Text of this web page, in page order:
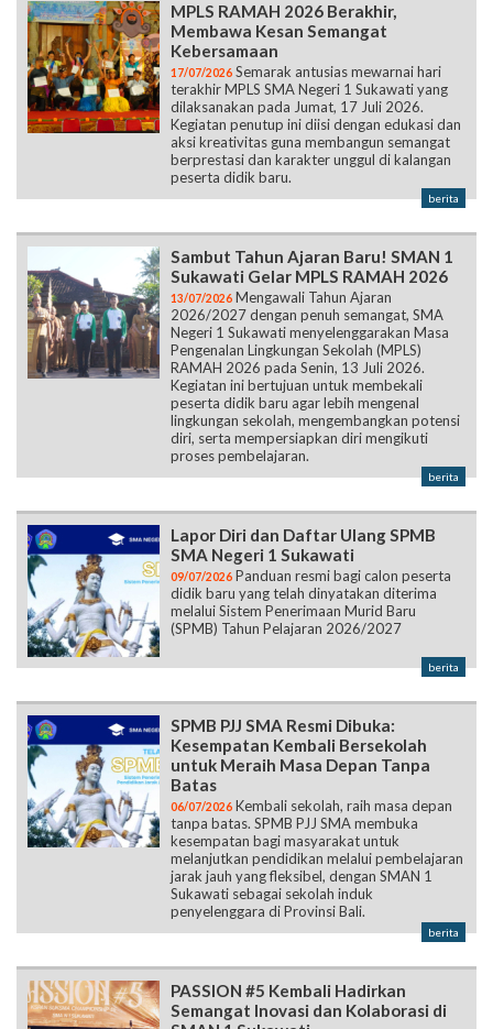
MPLS RAMAH 2026 Berakhir,
Membawa Kesan Semangat
Kebersamaan
17/07/2026 Semarak antusias mewarnai hari
terakhir MPLS SMA Negeri 1 Sukawati yang
dilaksanakan pada Jumat, 17 Juli 2026.
Kegiatan penutup ini diisi dengan edukasi dan
aksi kreativitas guna membangun semangat
berprestasi dan karakter unggul di kalangan
peserta didik baru.
berita
Sambut Tahun Ajaran Baru! SMAN 1
Sukawati Gelar MPLS RAMAH 2026
13/07/2026 Mengawali Tahun Ajaran
2026/2027 dengan penuh semangat, SMA
Negeri 1 Sukawati menyelenggarakan Masa
Pengenalan Lingkungan Sekolah (MPLS)
RAMAH 2026 pada Senin, 13 Juli 2026.
Kegiatan ini bertujuan untuk membekali
peserta didik baru agar lebih mengenal
lingkungan sekolah, mengembangkan potensi
diri, serta mempersiapkan diri mengikuti
proses pembelajaran.
berita
Lapor Diri dan Daftar Ulang SPMB
SMA Negeri 1 Sukawati
09/07/2026 Panduan resmi bagi calon peserta
didik baru yang telah dinyatakan diterima
melalui Sistem Penerimaan Murid Baru
(SPMB) Tahun Pelajaran 2026/2027
berita
SPMB PJJ SMA Resmi Dibuka:
Kesempatan Kembali Bersekolah
untuk Meraih Masa Depan Tanpa
Batas
06/07/2026 Kembali sekolah, raih masa depan
tanpa batas. SPMB PJJ SMA membuka
kesempatan bagi masyarakat untuk
melanjutkan pendidikan melalui pembelajaran
jarak jauh yang fleksibel, dengan SMAN 1
Sukawati sebagai sekolah induk
penyelenggara di Provinsi Bali.
berita
PASSION #5 Kembali Hadirkan
Semangat Inovasi dan Kolaborasi di